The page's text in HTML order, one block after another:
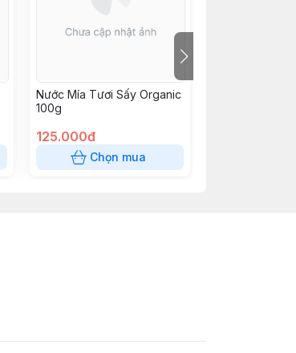
Nước Mía Tươi Sấy Organic
100g
125.000đ
Chọn mua